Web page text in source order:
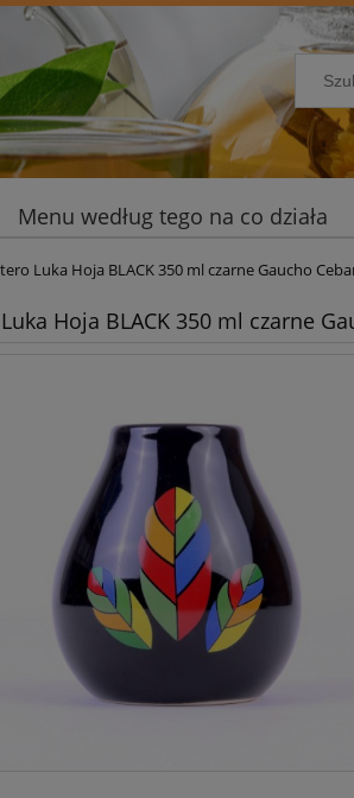
Menu według tego na co działa
Luka Hoja BLACK 350 ml czarne Gaucho
Hoja BLACK 350 ml czarne